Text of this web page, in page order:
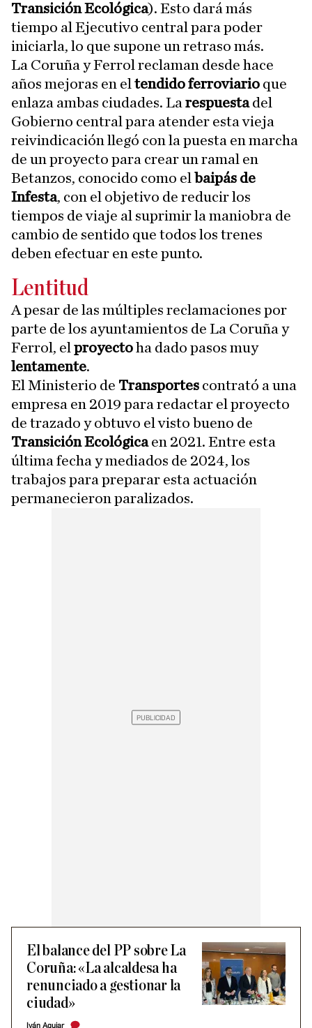
Transición Ecológica). Esto dará más
tiempo al Ejecutivo central para poder
iniciarla, lo que supone un retraso más.
La Coruña y Ferrol reclaman desde hace
años mejoras en el tendido ferroviario que
enlaza ambas ciudades. La respuestadel
Gobierno central para atender esta vieja
reivindicación llegó con la puesta en marcha
de un proyecto para crear un ramal en
Betanzos, conocido como el baipás de
Infesta, con el objetivo de reducir los
tiempos de viaje al suprimir la maniobra de
cambio de sentido que todos los trenes
deben efectuar en este punto.
Lentitud
A pesar de las múltiples reclamaciones por
parte de los ayuntamientos de La Coruña y
Ferrol, el proyectoha dado pasos muy
lentamente.
El Ministerio de Transportes contrató a una
empresa en 2019 para redactar el proyecto
de trazado y obtuvo el visto bueno de
Transición Ecológicaen 2021. Entre esta
última fecha y mediados de 2024, los
trabajos para preparar esta actuación
permanecieron paralizados.
El balance del PP sobre La
Coruña: «La alcaldesa ha
renunciado a gestionar la
ciudad»
Iván Aguiar